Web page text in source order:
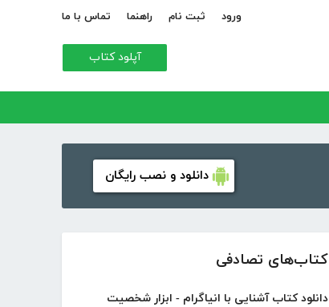
ورود ثبت نام راهنما تماس با ما
آپلود کتاب
دانلود و نصب رایگان
کتاب‌های تصادفی
دانلود کتاب آشنایی با انیاگرام - ابزار شخصیت